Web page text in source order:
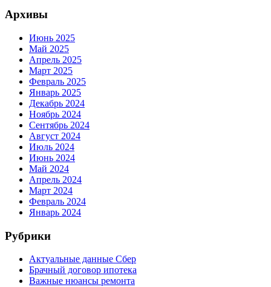
Архивы
Июнь 2025
Май 2025
Апрель 2025
Март 2025
Февраль 2025
Январь 2025
Декабрь 2024
Ноябрь 2024
Сентябрь 2024
Август 2024
Июль 2024
Июнь 2024
Май 2024
Апрель 2024
Март 2024
Февраль 2024
Январь 2024
Рубрики
Актуальные данные Сбер
Брачный договор ипотека
Важные нюансы ремонта